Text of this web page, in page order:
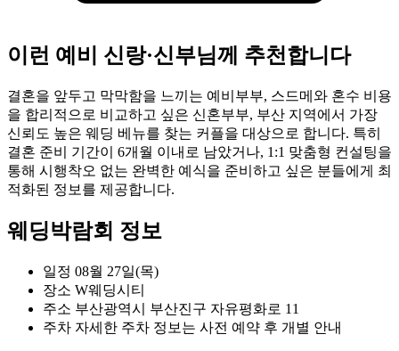
이런 예비 신랑·신부님께 추천합니다
결혼을 앞두고 막막함을 느끼는 예비부부, 스드메와 혼수 비용
을 합리적으로 비교하고 싶은 신혼부부, 부산 지역에서 가장
신뢰도 높은 웨딩 베뉴를 찾는 커플을 대상으로 합니다. 특히
결혼 준비 기간이 6개월 이내로 남았거나, 1:1 맞춤형 컨설팅을
통해 시행착오 없는 완벽한 예식을 준비하고 싶은 분들에게 최
적화된 정보를 제공합니다.
웨딩박람회 정보
일정 08월 27일(목)
장소 W웨딩시티
주소 부산광역시 부산진구 자유평화로 11
주차 자세한 주차 정보는 사전 예약 후 개별 안내